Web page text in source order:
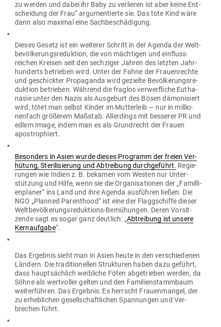
zu werden und dabei ihr Baby zu ver­lieren ist aber keine Ent­
scheidung der Frau“ argu­men­tierte sie. Das tote Kind wäre
dann also maximal eine Sachbeschädigung.
Dieses Gesetz ist ein wei­terer Schritt in der Agenda der Welt­
be­völ­ke­rungs­re­duktion, die von mäch­tigen und ein­fluss­
reichen Kreisen seit den sech­ziger Jahren des letzten Jahr­
hun­derts betrieben wird. Unter der Fahne der Frau­en­rechte
und geschickter Pro­pa­ganda wird gezielte Bevöl­ke­rungs­re­
duktion betrieben. Während die fraglos ver­werf­liche Eutha­
nasie unter den Nazis als Aus­geburt des Bösen dämo­ni­siert
wird, tötet man selbst Kinder im Mut­terleib — nur in mil­lio­
nenfach grö­ßerem Maßstab. Aller­dings mit bes­serer PR und
edlem Image, indem man es als Grund­recht der Frauen
apostrophiert.
Besonders in Asien wurde dieses Pro­gramm der freien Ver­
hütung, Ste­ri­li­sierung und Abtreibung durch­ge­führt. Regie­
rungen wie Indien z. B. bekamen vom Westen nur Unter­
stützung und Hilfe, wenn sie die Orga­ni­sa­tionen der „Famil­li­
en­planer“ ins Land und ihre Agenda aus­führen ließen. Die
NGO „Planned Paren­thood“ ist eine der Flagg­schiffe dieser
Welt­be­völ­ke­rungs­re­duk­tions-Bemü­hungen. Deren Vor­sit­
zende sagt es sogar ganz deutlich: „Abtreibung ist unsere
Kern­aufgabe“.
Das Ergebnis sieht man in Asien heute in den ver­schie­denen
Ländern. Die tra­di­tio­nellen Struk­turen haben dazu geführt,
dass haupt­sächlich weib­liche Föten abge­trieben werden, da
Söhne als wert­voller gelten und den Fami­li­en­stammbaum
wei­ter­führen. Das Ergebnis: Es herrscht Frau­en­mangel, der
zu erheb­lichen gesell­schaft­lichen Span­nungen und Ver­
brechen führt.